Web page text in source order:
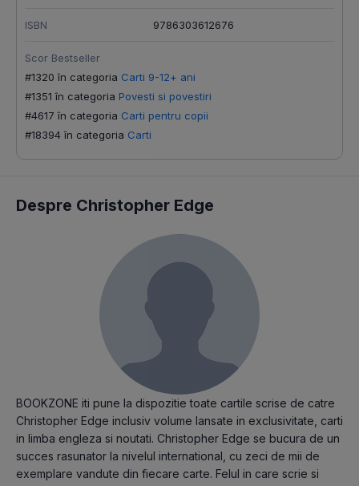
ISBN 9786303612676
Scor Bestseller
#1320 în categoria Carti 9-12+ ani
#1351 în categoria Povesti si povestiri
#4617 în categoria Carti pentru copii
#18394 în categoria Carti
Despre Christopher Edge
BOOKZONE iti pune la dispozitie toate cartile scrise de catre
Christopher Edge inclusiv volume lansate in exclusivitate, carti
in limba engleza si noutati. Christopher Edge se bucura de un
succes rasunator la nivelul international, cu zeci de mii de
exemplare vandute din fiecare carte. Felul in care scrie si